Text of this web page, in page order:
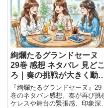
絢爛たるグランドセーヌ
29巻 感想 ネタバレ 見どこ
ろ｜奏の挑戦が大きく動
出した一冊
『絢爛たるグランドセーヌ』29
巻のネタバレ感想。奏が再び挑
ケレスや舞台の緊張感、印象深い